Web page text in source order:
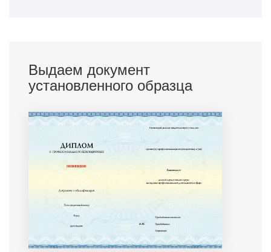
Выдаем документ
установленного образца